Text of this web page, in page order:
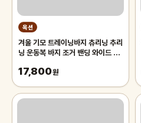
옥션
겨울 기모 트레이닝바지 츄리닝 추리
닝 운동복 바지 조거 밴딩 와이드 팬
17,800원